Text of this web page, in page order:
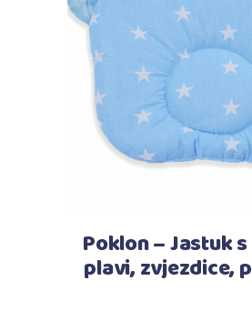
Pročitaj više
Poklon – Jastuk
plavi, zvjezdice,